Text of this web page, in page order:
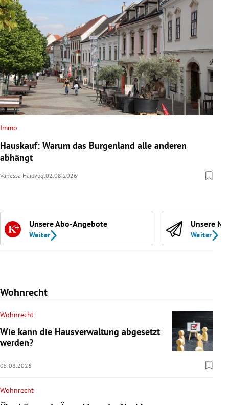
Immo
Hauskauf: Warum das Burgenland alle anderen
abhängt
Vanessa Haidvogl02.08.2026
Unsere Abo-Angebote
Weiter
Unsere
Weiter
Wohnrecht
Wohnrecht
Wie kann die Hausverwaltung abgesetzt
werden?
05.08.2026
Wohnrecht